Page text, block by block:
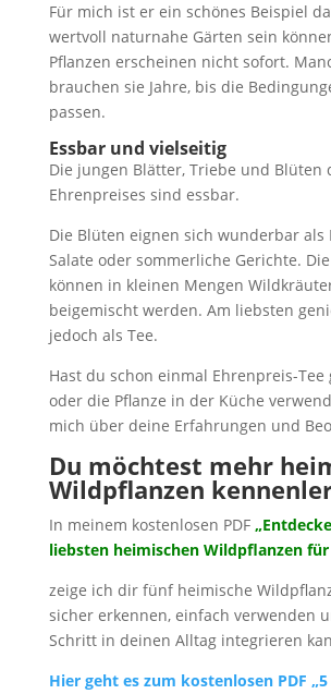
Für mich ist er ein schönes Beispiel
wertvoll naturnahe Gärten sein
Pflanzen erscheinen nicht sofort.
brauchen sie Jahre, bis die
passen.
Essbar und vielseitig
Die jungen Blätter, Triebe und Blüten
Ehrenpreises sind essbar.
Die Blüten eignen sich wunderbar als
Salate oder sommerliche Gerichte.
können in kleinen Mengen
beigemischt werden. Am liebsten
jedoch als Tee.
Hast du schon einmal Ehrenpreis-Tee
oder die Pflanze in der Küche
mich über deine Erfahrungen und
Du möchtest mehr
Wildpflanzen
In meinem kostenlosen PDF
liebsten heimischen Wildpflanzen für
zeige ich dir fünf heimische
sicher erkennen, einfach verwenden
Schritt in deinen Alltag integrieren
Hier geht es zum kostenlosen PDF